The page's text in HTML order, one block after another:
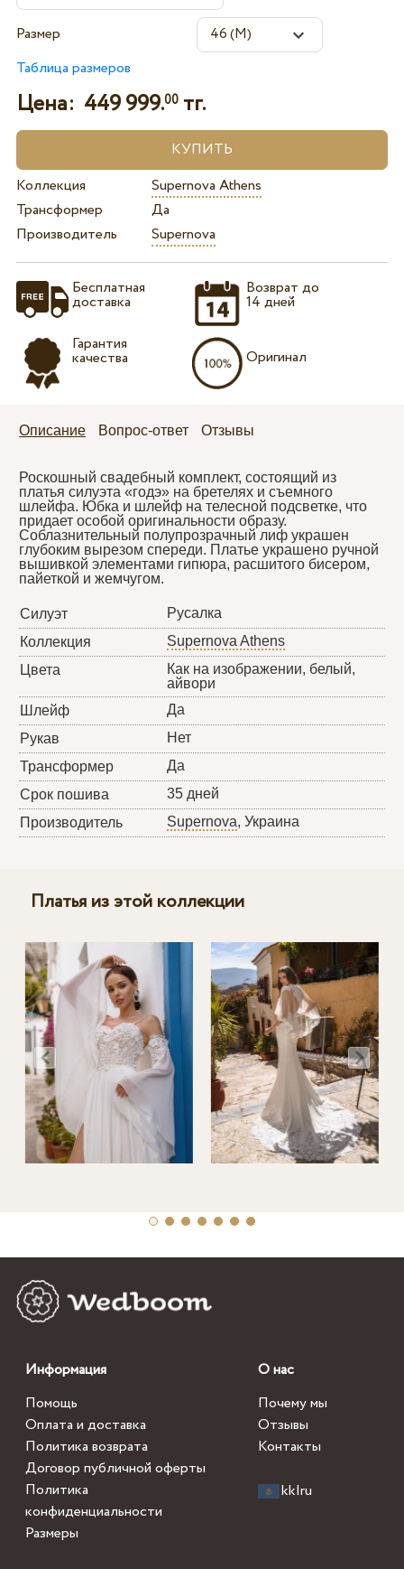
Размер
Таблица размеров
Цена: 449 999.00тг.
Коллекция
Supernova Athens
Трансформер
Да
Производитель
Supernova
Бесплатная
доставка
Гарантия
качества
Возврат до
14 дней
Оригинал
Описание Вопрос-ответ Отзывы
Роскошный свадебный комплект, состоящий из
платья силуэта «годэ» на бретелях и съемного
шлейфа. Юбка и шлейф на телесной подсветке, что
придает особой оригинальности образу.
Соблазнительный полупрозрачный лиф украшен
глубоким вырезом спереди. Платье украшено ручной
вышивкой элементами гипюра, расшитого бисером,
пайеткой и жемчугом.
Силуэт
Русалка
Коллекция
Supernova Athens
Цвета
Как на изображении, белый,
айвори
Шлейф
Да
Рукав
Нет
Трансформер
Да
Срок пошива
35 дней
Производитель
Supernova, Украина
Платья из этой коллекции
Информация
Помощь
Оплата и доставка
Политика возврата
Договор публичной оферты
Политика
конфиденциальности
Размеры
О нас
Почему мы
Отзывы
Контакты
kk|ru